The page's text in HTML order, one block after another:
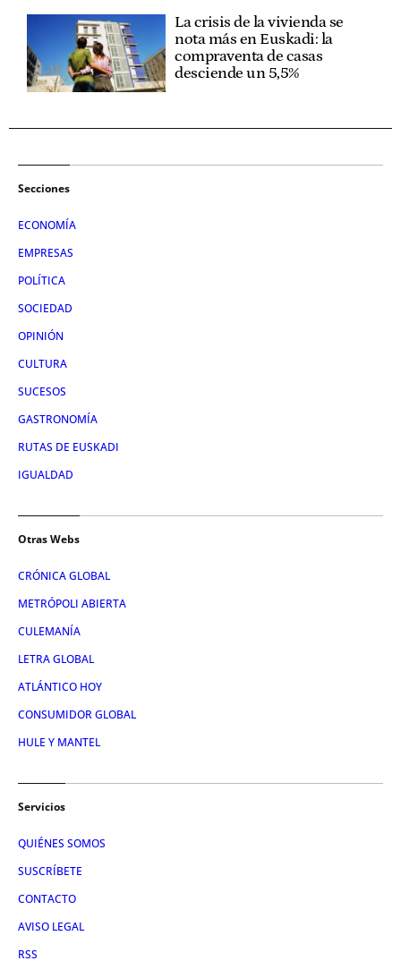
La crisis de la vivienda se
nota más en Euskadi: la
compraventa de casas
desciende un 5,5%
Secciones
ECONOMÍA
EMPRESAS
POLÍTICA
SOCIEDAD
OPINIÓN
CULTURA
SUCESOS
GASTRONOMÍA
RUTAS DE EUSKADI
IGUALDAD
Otras Webs
CRÓNICA GLOBAL
METRÓPOLI ABIERTA
CULEMANÍA
LETRA GLOBAL
ATLÁNTICO HOY
CONSUMIDOR GLOBAL
HULE Y MANTEL
Servicios
QUIÉNES SOMOS
SUSCRÍBETE
CONTACTO
AVISO LEGAL
RSS